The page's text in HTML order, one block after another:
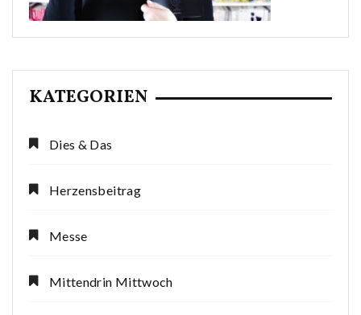
KATEGORIEN
Dies & Das
Herzensbeitrag
Messe
Mittendrin Mittwoch